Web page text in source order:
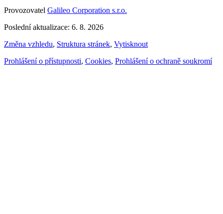
Provozovatel Galileo Corporation s.r.o.
Poslední aktualizace: 6. 8. 2026
Změna vzhledu, Struktura stránek, Vytisknout
Prohlášení o přístupnosti, Cookies, Prohlášení o ochraně soukromí